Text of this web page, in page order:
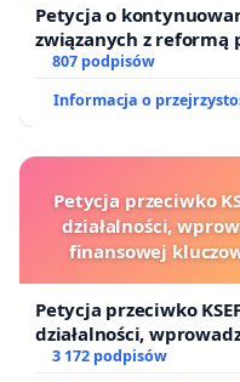
Petycja o
związanych z reformą
807 podpisów
Informacja o
Petycja przeciwko
działalności,
finansowej
Petycja przeciwko
działalności,
finansowej
3 172 podpisów